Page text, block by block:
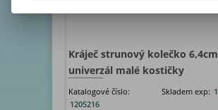
Kráječ strunový kolečko 6,4cm
univerzál malé kostičky
Katalogové číslo:
1205216
Skladem exp: 1